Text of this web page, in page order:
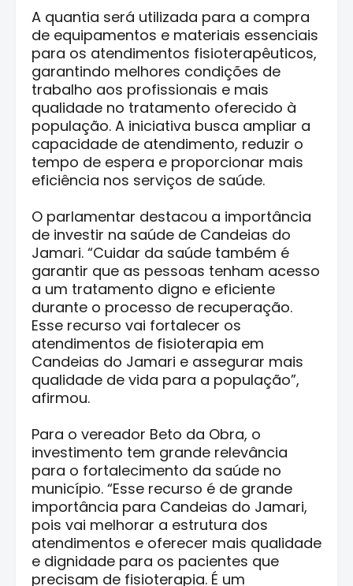
A quantia será utilizada para a compra
de equipamentos e materiais essenciais
para os atendimentos fisioterapêuticos,
garantindo melhores condições de
trabalho aos profissionais e mais
qualidade no tratamento oferecido à
população. A iniciativa busca ampliar a
capacidade de atendimento, reduzir o
tempo de espera e proporcionar mais
eficiência nos serviços de saúde.
O parlamentar destacou a importância
de investir na saúde de Candeias do
Jamari. “Cuidar da saúde também é
garantir que as pessoas tenham acesso
a um tratamento digno e eficiente
durante o processo de recuperação.
Esse recurso vai fortalecer os
atendimentos de fisioterapia em
Candeias do Jamari e assegurar mais
qualidade de vida para a população”,
afirmou.
Para o vereador Beto da Obra, o
investimento tem grande relevância
para o fortalecimento da saúde no
município. “Esse recurso é de grande
importância para Candeias do Jamari,
pois vai melhorar a estrutura dos
atendimentos e oferecer mais qualidade
e dignidade para os pacientes que
precisam de fisioterapia. É um